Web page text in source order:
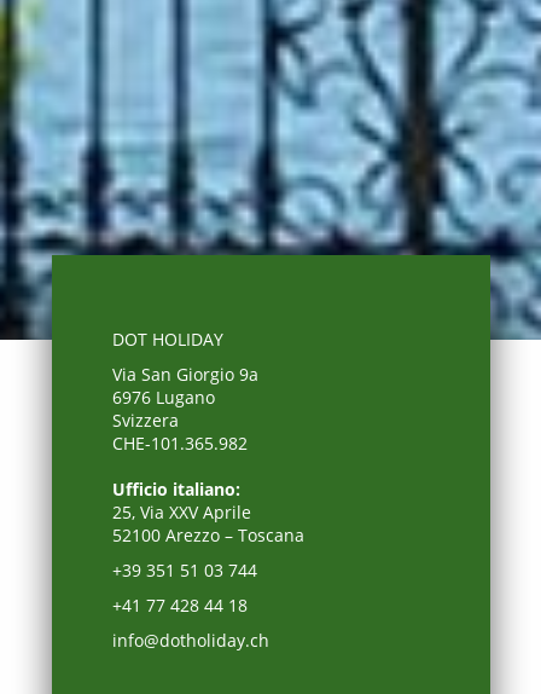
DOT HOLIDAY
Via San Giorgio 9a
6976 Lugano
Svizzera
CHE-101.365.982
Ufficio italiano:
25, Via XXV Aprile
52100 Arezzo – Toscana
+39 351 51 03 744
+41 77 428 44 18
info@dotholiday.ch